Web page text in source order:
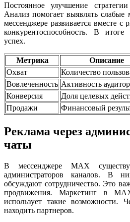
Постоянное улучшение
Анализ помогает выявлять
мессенджере развивается вместе с
конкурентоспособность. В итоге
успех.
Метрика
Описание
Охват
Количество
Вовлеченность Активность
Конверсия
Доля целевых
Продажи
Финансовый
Реклама через
чаты
В мессенджере MAX
администраторов каналов. В
обсуждают сотрудничество. Это
продвижения. Маркетинг в
использует такие возможности.
находить партнеров.